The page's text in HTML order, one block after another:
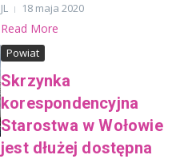
JL 18 maja 2020
Read More
Powiat
Skrzynka
korespondencyjna
Starostwa w Wołowie
jest dłużej dostępna